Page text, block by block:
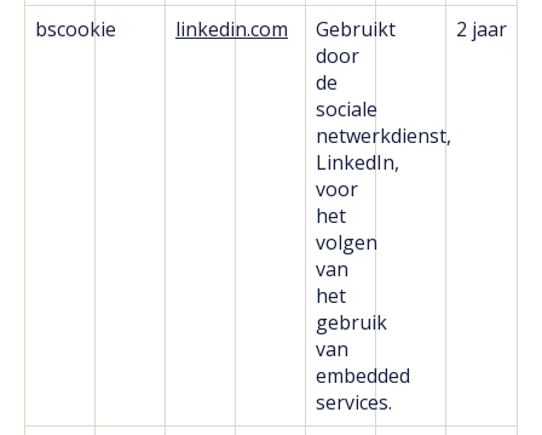
bscookie
linkedin.com
Gebruikt
door
de
sociale
netwerkdienst,
LinkedIn,
voor
het
volgen
van
het
gebruik
van
embedded
services.
2 jaar